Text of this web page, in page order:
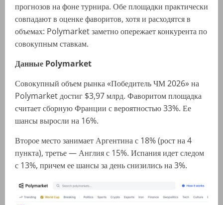
прогнозов на фоне турнира. Обе площадки практически
совпадают в оценке фаворитов, хотя и расходятся в
объемах: Polymarket заметно опережает конкурента по
совокупным ставкам.
Данные Polymarket
Совокупный объем рынка «Победитель ЧМ 2026» на
Polymarket достиг $3,97 млрд. Фаворитом площадка
считает сборную Франции с вероятностью 33%. Ее
шансы выросли на 16%.
Второе место занимает Аргентина с 18% (рост на 4
пункта), третье — Англия с 15%. Испания идет следом
с 13%, причем ее шансы за день снизились на 3%.